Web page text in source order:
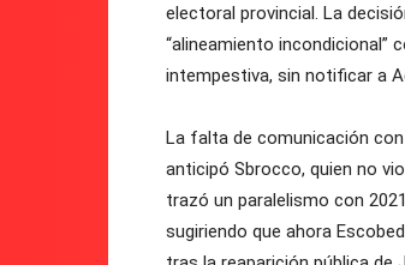
electoral provincial. La
“alineamiento incondicional”
intempestiva, sin notificar a
La falta de comunicación
anticipó Sbrocco, quien no
trazó un paralelismo con
sugiriendo que ahora